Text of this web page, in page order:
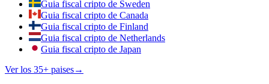
Guia fiscal cripto de Sweden
Guia fiscal cripto de Canada
Guia fiscal cripto de Finland
Guia fiscal cripto de Netherlands
Guia fiscal cripto de Japan
Ver los 35+ paises→